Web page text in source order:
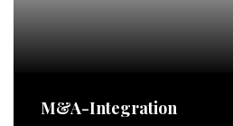
M&A-Integration